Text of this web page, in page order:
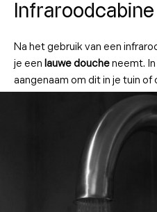
Infraroodcabine
Na het gebruik van een
je een lauwe doucheneemt.
aangenaam om dit in je tuin